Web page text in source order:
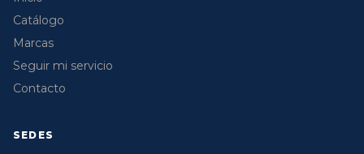
Catálogo
Marcas
Seguir mi servicio
Contacto
SEDES